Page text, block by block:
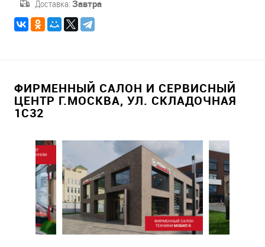
Доставка: Завтра
ФИРМЕННЫЙ САЛОН И СЕРВИСНЫЙ
ЦЕНТР Г.МОСКВА, УЛ. СКЛАДОЧНАЯ
1С32